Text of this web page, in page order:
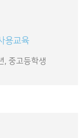
용교육
, 중고등학생